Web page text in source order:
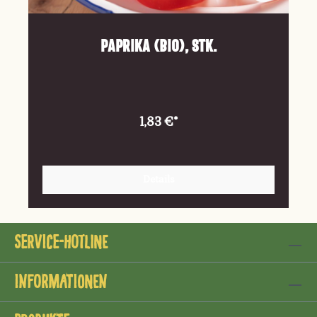
Paprika (Bio), Stk.
1,83 €*
Service-Hotline
Informationen